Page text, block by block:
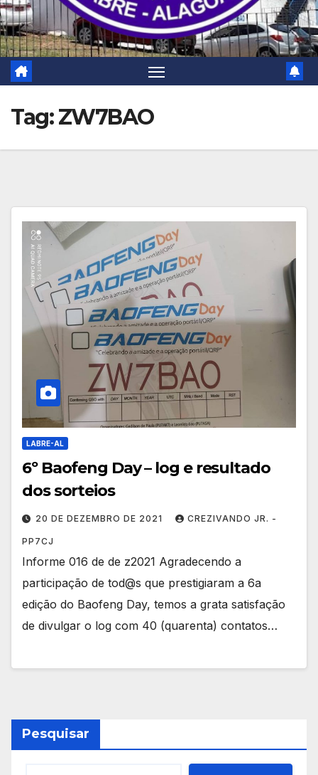
Tag:ZW7BAO
LABRE-AL
6º Baofeng Day – log e resultado
dos sorteios
20 DE DEZEMBRO DE 2021 CREZIVANDO JR. -
PP7CJ
Informe 016 de de z2021 Agradecendo a
participação de tod@s que prestigiaram a 6a
edição do Baofeng Day, temos a grata satisfação
de divulgar o log com 40 (quarenta) contatos…
Pesquisar